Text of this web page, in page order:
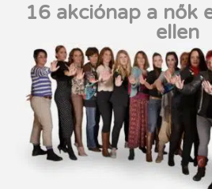
16 akciónap a nők
ellen